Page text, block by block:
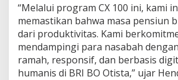
“Melalui program CX 100 ini, kami
memastikan bahwa masa pensiun
dari produktivitas. Kami
mendampingi para nasabah
ramah, responsif, dan berbasis
humanis di BRI BO Otista,” ujar